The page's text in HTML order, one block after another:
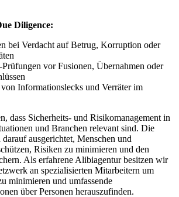
Diligence:
bei Verdacht auf Betrug, Korruption oder
vor Fusionen, Übernahmen oder
Informationslecks und Verräter im
dass Sicherheits- und Risikomanagement in
und Branchen relevant sind. Die
ausgerichtet, Menschen und
Risiken zu minimieren und den
Als erfahrene Alibiagentur besitzen wir
an spezialisierten Mitarbeitern um
minimieren und umfassende
über Personen herauszufinden.